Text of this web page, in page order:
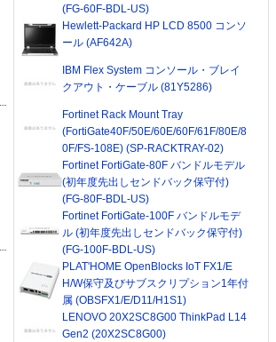
(FG-60F-BDL-US)
Hewlett-Packard HP LCD 8500 コンソ
ール (AF642A)
IBM Flex System コンソール・ブレイ
クアウト・ケーブル (81Y5286)
Fortinet Rack Mount Tray
(FortiGate40F/50E/60E/60F/61F/80E/8
0F/FS-108E) (SP-RACKTRAY-02)
Fortinet FortiGate-80F バンドルモデル
(初年度先出しセンドバック保守付)
(FG-80F-BDL-US)
Fortinet FortiGate-100F バンドルモデ
ル (初年度先出しセンドバック保守付)
(FG-100F-BDL-US)
PLAT'HOME OpenBlocks IoT FX1/E
H/W保守及びサブスクリプション1年付
属 (OBSFX1/E/D11/H1S1)
LENOVO 20X2SC8G00 ThinkPad L14
Gen2 (20X2SC8G00)